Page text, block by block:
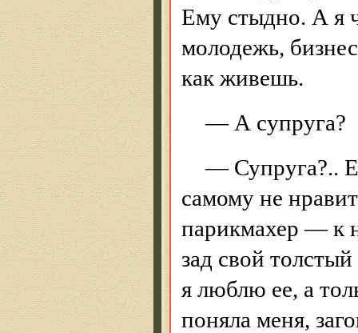
Ему стыдно. А я
молодежь,
как живешь.
— А супруга?
— Супруга?..
самому не
парикмахер — к
зад свой
я люблю ее, а
поняла меня,